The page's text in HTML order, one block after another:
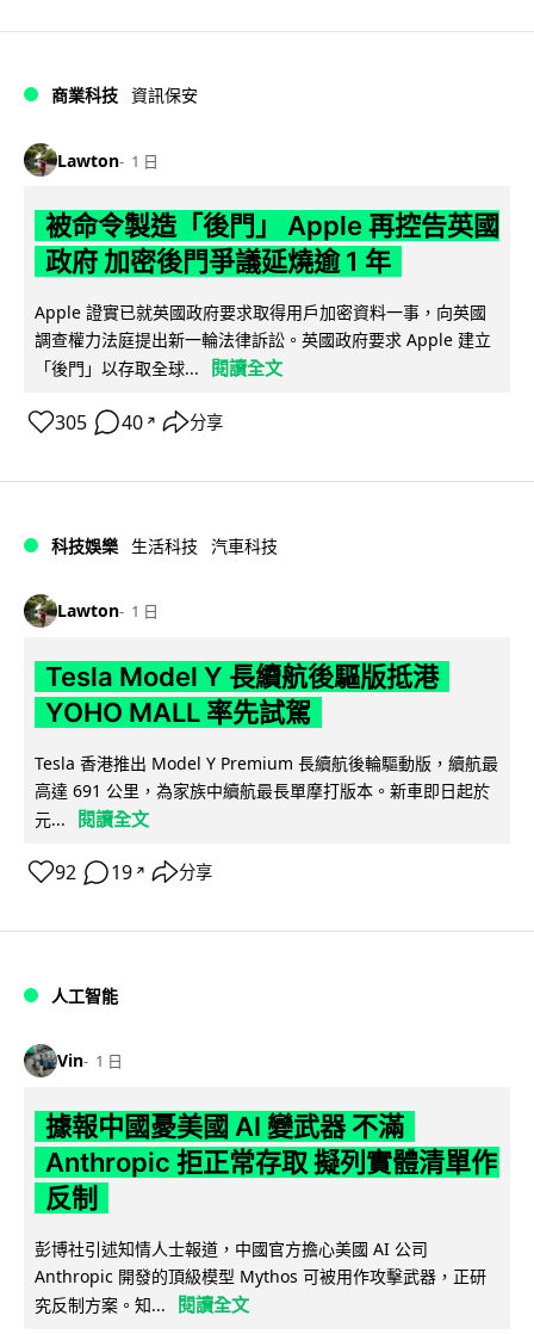
商業科技 資訊保安
Lawton 1 日
被命令製造「後門」 Apple 再控告英國
政府 加密後門爭議延燒逾 1 年
Apple 證實已就英國政府要求取得用戶加密資料一事，向英國
調查權力法庭提出新一輪法律訴訟。英國政府要求 Apple 建立
「後門」以存取全球...
閱讀全文
305 40 ↗ 分享
科技娛樂 生活科技 汽車科技
Lawton 1 日
Tesla Model Y 長續航後驅版抵港
YOHO MALL 率先試駕
Tesla 香港推出 Model Y Premium 長續航後輪驅動版，續航最
高達 691 公里，為家族中續航最長單摩打版本。新車即日起於
元...
閱讀全文
92 19 ↗ 分享
人工智能
Vin 1 日
據報中國憂美國 AI 變武器 不滿
Anthropic 拒正常存取 擬列實體清單作
反制
彭博社引述知情人士報道，中國官方擔心美國 AI 公司
Anthropic 開發的頂級模型 Mythos 可被用作攻擊武器，正研
究反制方案。知...
閱讀全文